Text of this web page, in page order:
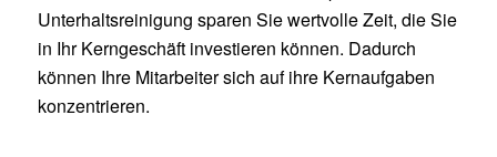
Unterhaltsreinigung sparen Sie wertvolle Zeit, die Sie
in Ihr Kerngeschäft investieren können. Dadurch
können Ihre Mitarbeiter sich auf ihre Kernaufgaben
konzentrieren.